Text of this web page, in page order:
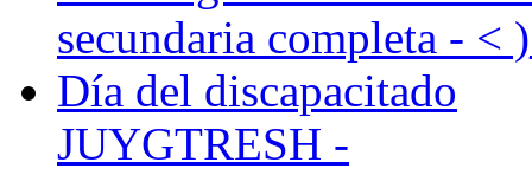
secundaria completa - <
Día del discapacitado
JUYGTRESH -